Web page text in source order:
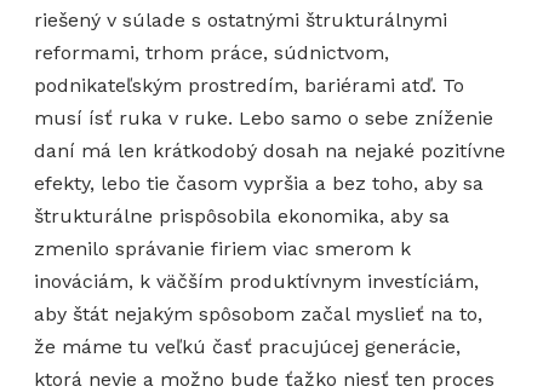
riešený v súlade s ostatnými štrukturálnymi
reformami, trhom práce, súdnictvom,
podnikateľským prostredím, bariérami atď. To
musí ísť ruka v ruke. Lebo samo o sebe zníženie
daní má len krátkodobý dosah na nejaké pozitívne
efekty, lebo tie časom vypršia a bez toho, aby sa
štrukturálne prispôsobila ekonomika, aby sa
zmenilo správanie firiem viac smerom k
inováciám, k väčším produktívnym investíciám,
aby štát nejakým spôsobom začal myslieť na to,
že máme tu veľkú časť pracujúcej generácie,
ktorá nevie a možno bude ťažko niesť ten proces